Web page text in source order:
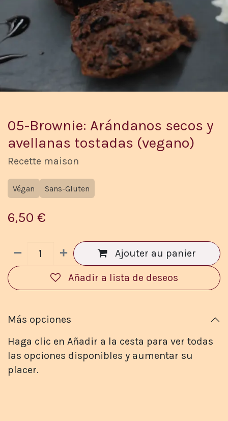
05-Brownie: Arándanos secos y
avellanas tostadas (vegano)
Recette maison
Végan Sans-Gluten
6,50 €
Ajouter au panier
Añadir a lista de deseos
Más opciones
Haga clic en Añadir a la cesta para ver todas
las opciones disponibles y aumentar su
placer.